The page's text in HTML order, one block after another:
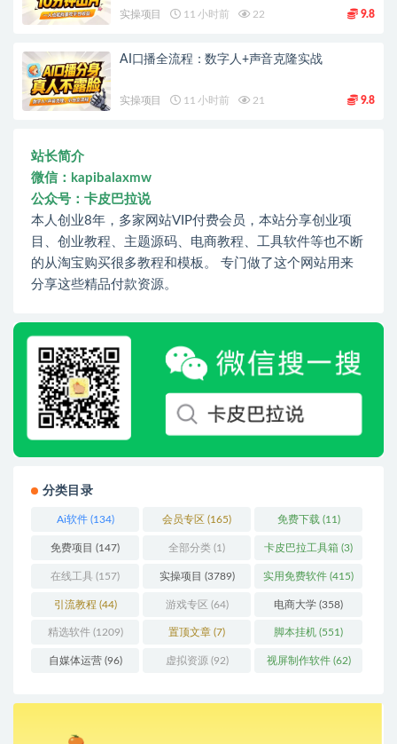
实操项目 11 小时前 22 9.8
AI口播全流程：数字人+声音克隆实战
实操项目 11 小时前 21 9.8
站长简介
微信：kapibalaxmw
公众号：卡皮巴拉说
本人创业8年，多家网站VIP付费会员，本站分享创业项
目、创业教程、主题源码、电商教程、工具软件等也不断
的从淘宝购买很多教程和模板。 专门做了这个网站用来
分享这些精品付款资源。
分类目录
Ai软件(134) 会员专区 (165) 免费下载 (11)
免费项目 (147) 全部分类 (1) 卡皮巴拉工具箱 (3)
在线工具 (157) 实操项目 (3789) 实用免费软件 (415)
引流教程 (44) 游戏专区 (64) 电商大学 (358)
精选软件(1209) 置顶文章 (7) 脚本挂机 (551)
自媒体运营(96) 虚拟资源 (92) 视屏制作软件(62)